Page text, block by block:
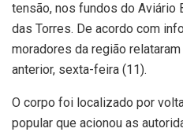
tensão, nos fundos do Aviário
das Torres. De acordo com
moradores da região
anterior, sexta-feira (11).
O corpo foi localizado por
popular que acionou as